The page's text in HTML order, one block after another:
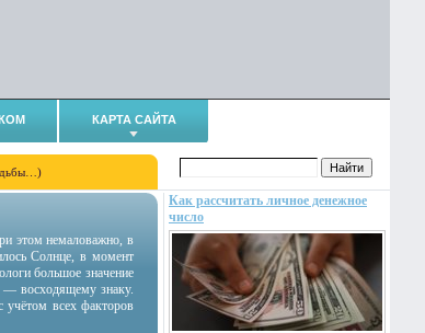
КАРТА САЙТА
Как рассчитать личное денежное
число
этом немаловажно, в
Солнце, в момент
большое значение
восходящему знаку.
учётом всех факторов